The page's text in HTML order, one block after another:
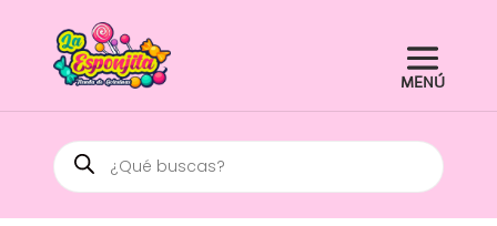
Búsqueda
de
productos